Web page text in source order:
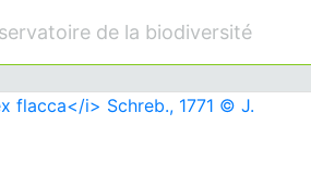
de la biodiversité